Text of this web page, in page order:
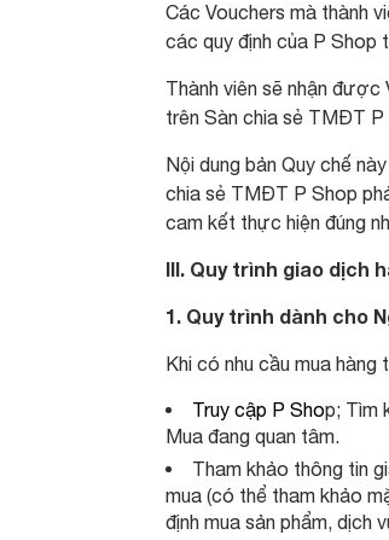
Các Vouchers mà thành
các quy định của P Shop
Thành viên sẽ nhận
trên Sàn chia sẻ TMĐT P
Nội dung bản Quy chế
chia sẻ TMĐT P Shop
cam kết thực hiện đúng
III. Quy trình giao dịch
1. Quy trình dành cho
Khi có nhu cầu mua
Truy cập P Shop; Tìm
Mua đang quan tâm.
Tham khảo thông tin
mua (có thể tham khảo
định mua sản phẩm, dịch